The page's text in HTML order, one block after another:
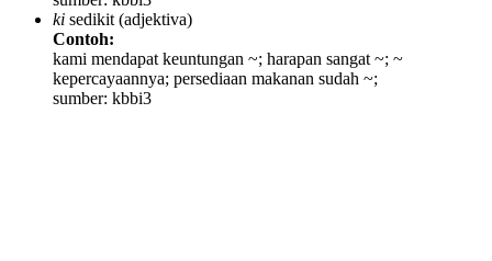
ki sedikit (adjektiva)
Contoh:
kami mendapat keuntungan ~; harapan sangat ~; ~
kepercayaannya; persediaan makanan sudah ~;
sumber: kbbi3